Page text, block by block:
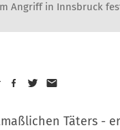
Angriff in Innsbruck
Täters -